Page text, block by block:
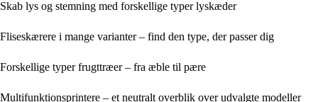
Skab lys og stemning med forskellige typer lyskæder
Fliseskærere i mange varianter – find den type, der passer dig
Forskellige typer frugttræer – fra æble til pære
Multifunktionsprintere – et neutralt overblik over udvalgte modeller